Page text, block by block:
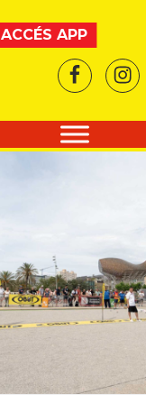
ACCÉS APP
Facebook